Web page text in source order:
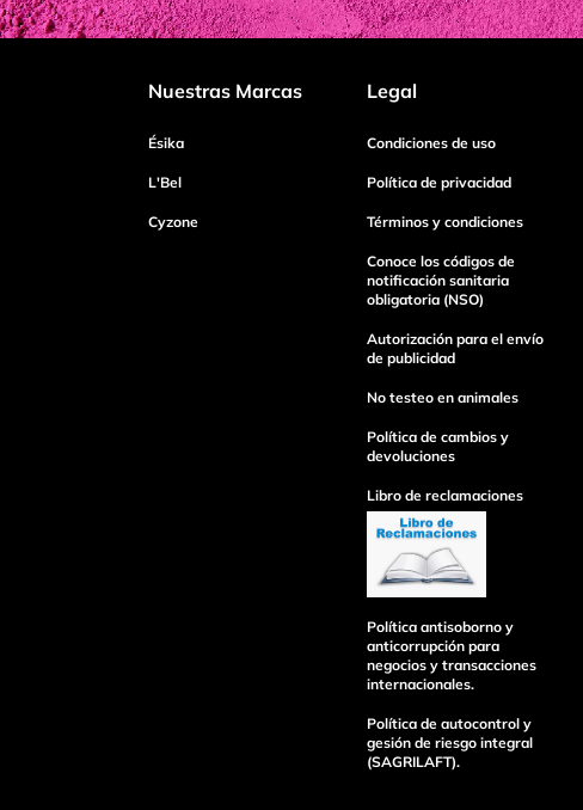
Nuestras Marcas
Ésika
L'Bel
Cyzone
Legal
Condiciones de uso
Política de privacidad
Términos y condiciones
Conoce los códigos de
notificación sanitaria
obligatoria (NSO)
Autorización para el envío
de publicidad
No testeo en animales
Política de cambios y
devoluciones
Libro de reclamaciones
Política antisoborno y
anticorrupción para
negocios y transacciones
internacionales.
Política de autocontrol y
gesión de riesgo integral
(SAGRILAFT).